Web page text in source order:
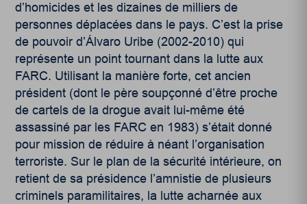
d’homicides et les dizaines de milliers de
personnes déplacées dans le pays. C’est la prise
de pouvoir d’Álvaro Uribe (2002-2010) qui
représente un point tournant dans la lutte aux
FARC. Utilisant la manière forte, cet ancien
président (dont le père soupçonné d’être proche
de cartels de la drogue avait lui-même été
assassiné par les FARC en 1983) s’était donné
pour mission de réduire à néant l’organisation
terroriste. Sur le plan de la sécurité intérieure, on
retient de sa présidence l’amnistie de plusieurs
criminels paramilitaires, la lutte acharnée aux